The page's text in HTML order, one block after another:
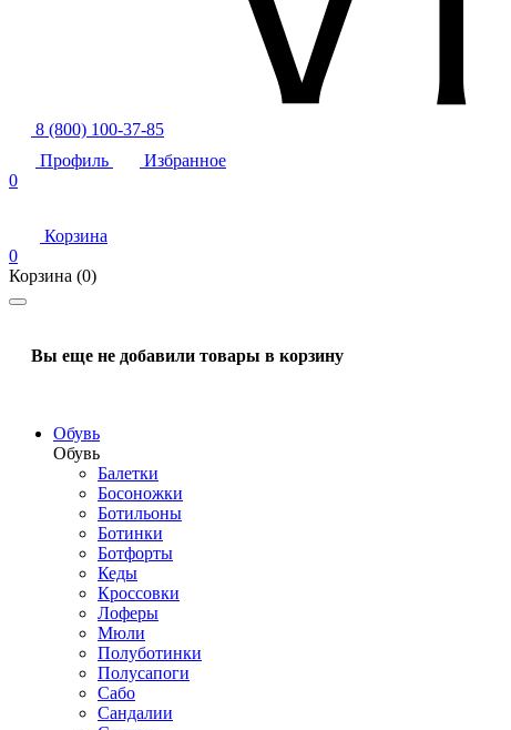
8 (800) 100-37-85
Профиль
Избранное
0
Корзина
0
Корзина (0)
Вы еще не добавили товары в корзину
Обувь
Обувь
Балетки
Босоножки
Ботильоны
Ботинки
Ботфорты
Кеды
Кроссовки
Лоферы
Мюли
Полуботинки
Полусапоги
Сабо
Сандалии